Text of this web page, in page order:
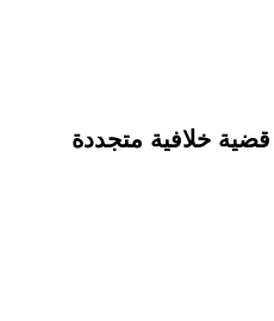
خلافية متجددة